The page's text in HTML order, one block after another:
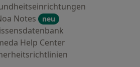
Notes
neu
Help Center